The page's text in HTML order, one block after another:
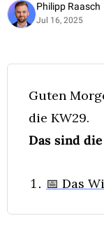
Philipp Raasch
Jul 16, 2025
Guten
die KW29.
Das sind
📅 Das